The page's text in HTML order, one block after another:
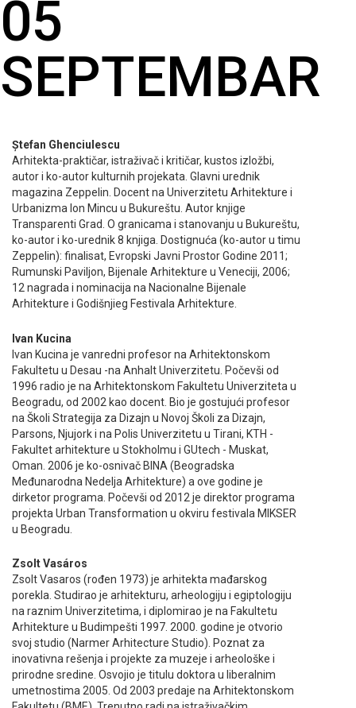
05
SEPTEMBAR
Ștefan Ghenciulescu
Arhitekta-praktičar, istraživač i kritičar, kustos izložbi,
autor i ko-autor kulturnih projekata. Glavni urednik
magazina Zeppelin. Docent na Univerzitetu Arhitekture i
Urbanizma Ion Mincu u Bukureštu. Autor knjige
Transparenti Grad. O granicama i stanovanju u Bukureštu,
ko-autor i ko-urednik 8 knjiga. Dostignuća (ko-autor u timu
Zeppelin): finalisat, Evropski Javni Prostor Godine 2011;
Rumunski Paviljon, Bijenale Arhitekture u Veneciji, 2006;
12 nagrada i nominacija na Nacionalne Bijenale
Arhitekture i Godišnjieg Festivala Arhitekture.
Ivan Kucina
Ivan Kucina je vanredni profesor na Arhitektonskom
Fakultetu u Desau -na Anhalt Univerzitetu. Počevši od
1996 radio je na Arhitektonskom Fakultetu Univerziteta u
Beogradu, od 2002 kao docent. Bio je gostujući profesor
na Školi Strategija za Dizajn u Novoj Školi za Dizajn,
Parsons, Njujork i na Polis Univerzitetu u Tirani, KTH -
Fakultet arhitekture u Stokholmu i GUtech - Muskat,
Oman. 2006 je ko-osnivač BINA (Beogradska
Međunarodna Nedelja Arhitekture) a ove godine je
dirketor programa. Počevši od 2012 je direktor programa
projekta Urban Transformation u okviru festivala MIKSER
u Beogradu.
Zsolt Vasáros
Zsolt Vasaros (rođen 1973) je arhitekta mađarskog
porekla. Studirao je arhitekturu, arheologiju i egiptologiju
na raznim Univerzitetima, i diplomirao je na Fakultetu
Arhitekture u Budimpešti 1997. 2000. godine je otvorio
svoj studio (Narmer Arhitecture Studio). Poznat za
inovativna rešenja i projekte za muzeje i arheološke i
prirodne sredine. Osvojio je titulu doktora u liberalnim
umetnostima 2005. Od 2003 predaje na Arhitektonskom